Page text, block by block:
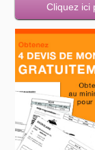
Cliquez ici